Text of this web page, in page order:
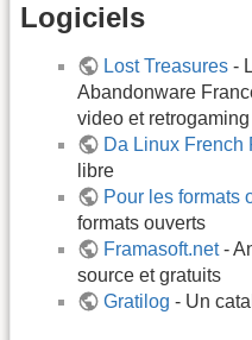
Logiciels
Lost Treasures -
Abandonware
video et retrogaming
Da Linux French
libre
Pour les formats
formats ouverts
Framasoft.net-
source et gratuits
Gratilog - Un